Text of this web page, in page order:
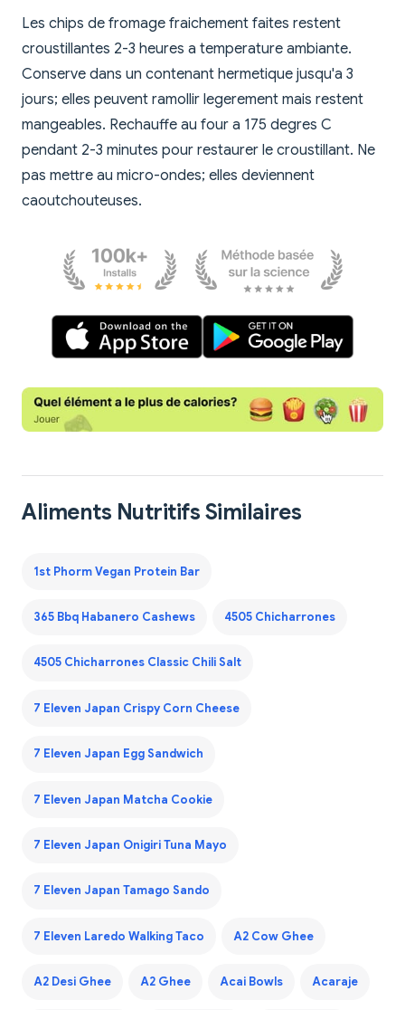
Les chips de fromage fraichement faites restent
croustillantes 2-3 heures a temperature ambiante.
Conserve dans un contenant hermetique jusqu'a 3
jours; elles peuvent ramollir legerement mais restent
mangeables. Rechauffe au four a 175 degres C
pendant 2-3 minutes pour restaurer le croustillant. Ne
pas mettre au micro-ondes; elles deviennent
caoutchouteuses.
Aliments Nutritifs Similaires
1st Phorm Vegan Protein Bar
365 Bbq Habanero Cashews 4505 Chicharrones
4505 Chicharrones Classic Chili Salt
7 Eleven Japan Crispy Corn Cheese
7 Eleven Japan Egg Sandwich
7 Eleven Japan Matcha Cookie
7 Eleven Japan Onigiri Tuna Mayo
7 Eleven Japan Tamago Sando
7 Eleven Laredo Walking Taco A2 Cow Ghee
A2 Desi Ghee A2 Ghee Acai Bowls Acaraje